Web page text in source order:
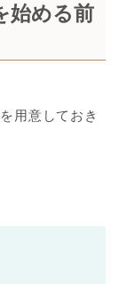
始める前
用意しておき